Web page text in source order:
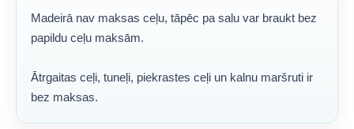
Madeirā nav maksas ceļu, tāpēc pa salu var braukt bez
papildu ceļu maksām.
Ātrgaitas ceļi, tuneļi, piekrastes ceļi un kalnu maršruti ir
bez maksas.